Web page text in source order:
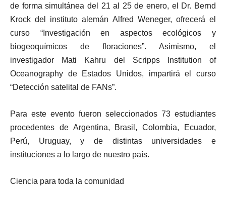
de forma simultánea del 21 al 25 de enero, el Dr. Bernd
Krock del instituto alemán Alfred Weneger, ofrecerá el
curso “Investigación en aspectos ecológicos y
biogeoquímicos de floraciones”. Asimismo, el
investigador Mati Kahru del Scripps Institution of
Oceanography de Estados Unidos, impartirá el curso
“Detección satelital de FANs”.
Para este evento fueron seleccionados 73 estudiantes
procedentes de Argentina, Brasil, Colombia, Ecuador,
Perú, Uruguay, y de distintas universidades e
instituciones a lo largo de nuestro país.
Ciencia para toda la comunidad